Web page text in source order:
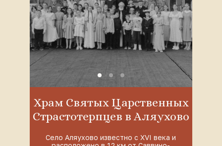
Храм Святых Царственных
Страстотерпцев в Аляухово
Село Аляухово известно с XVI века и